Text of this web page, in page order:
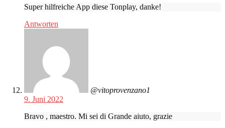
Super hilfreiche App diese Tonplay, danke!
Antworten
@vitoprovenzano1
9. Juni 2022
Bravo , maestro. Mi sei di Grande aiuto, grazie